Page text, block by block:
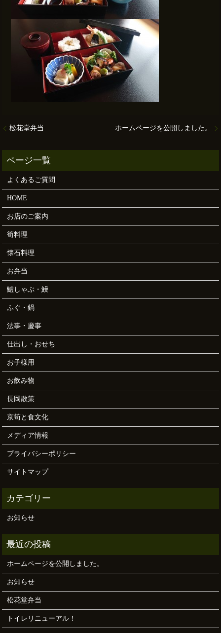
松花堂弁当 ホームページを公開しました。
よくあるご質問
HOME
お店のご案内
筍料理
懐石料理
お弁当
鱧しゃぶ・鰻
ふぐ・鍋
法事・慶事
仕出し・おせち
お子様用
お飲み物
長岡散策
京筍と食文化
メディア情報
プライバシーポリシー
サイトマップ
お知らせ
ホームページを公開しました。
お知らせ
松花堂弁当
トイレリニューアル！